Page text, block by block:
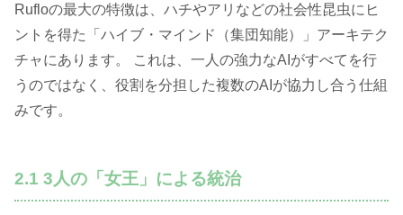
Rufloの最大の特徴は、ハチやアリなどの社会性昆虫にヒ
ントを得た「ハイブ・マインド（集団知能）」アーキテク
チャにあります。 これは、一人の強力なAIがすべてを行
うのではなく、役割を分担した複数のAIが協力し合う仕組
みです。
2.1 3人の「女王」による統治